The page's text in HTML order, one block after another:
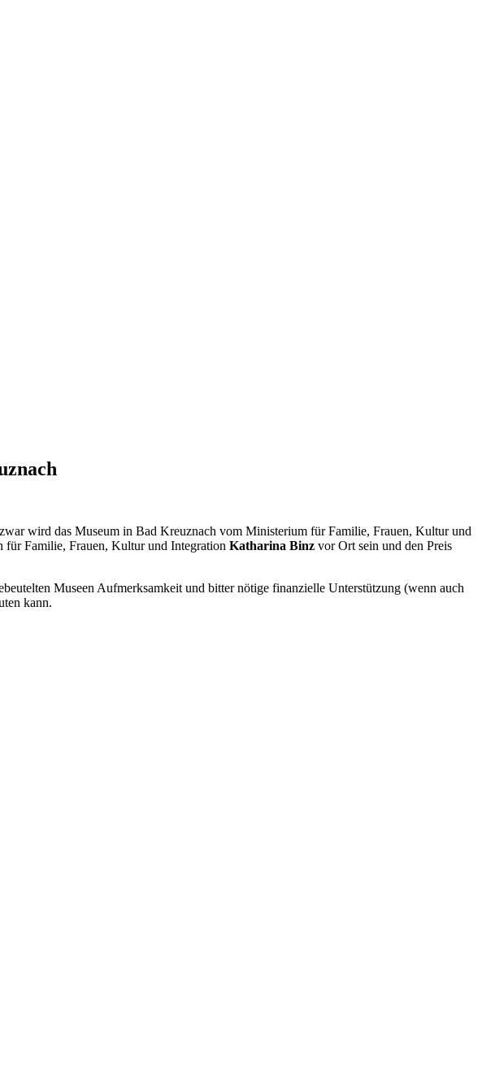
wird das Museum in Bad Kreuznach vom Ministerium für Familie, Frauen, Kultur und
für Familie, Frauen, Kultur und Integration Katharina Binz vor Ort sein und den Preis
Museen Aufmerksamkeit und bitter nötige finanzielle Unterstützung (wenn auch
kann.